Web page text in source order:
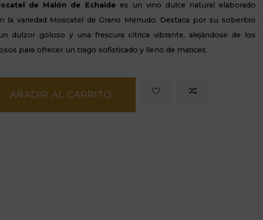
de Malón de Echaide es un vino dulce natural elaborado
la variedad Moscatel de Grano Menudo. Destaca por su soberbio
dulzor goloso y una frescura cítrica vibrante, alejándose de los
para ofrecer un trago sofisticado y lleno de matices.
AÑADIR AL CARRITO